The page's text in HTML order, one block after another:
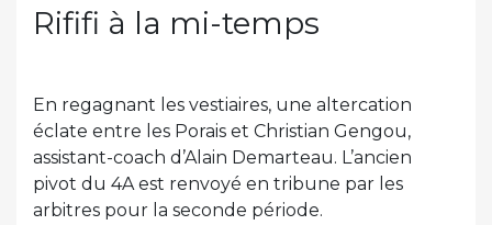
Rififi à la mi-temps
En regagnant les vestiaires, une altercation
éclate entre les Porais et Christian Gengou,
assistant-coach d’Alain Demarteau. L’ancien
pivot du 4A est renvoyé en tribune par les
arbitres pour la seconde période.